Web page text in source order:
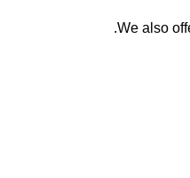
We also